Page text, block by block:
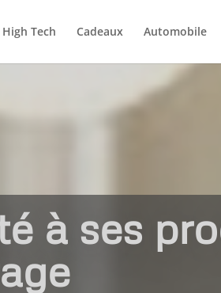
High Tech Cadeaux Automobile
à ses